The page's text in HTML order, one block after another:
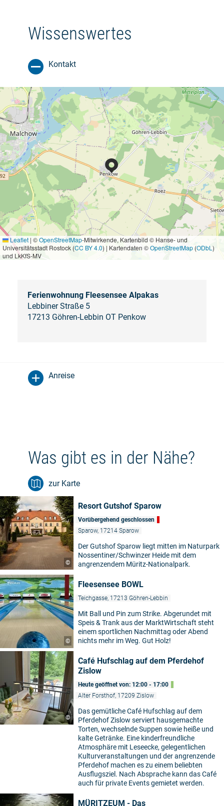
Wissenswertes
Kontakt
Leaflet | ©OpenStreetMap-Mitwirkende, Kartenbild © Hanse- und
Universitätsstadt Rostock (CC BY 4.0) | Kartendaten ©OpenStreetMap(ODbL )
und LkKfS-MV
Ferienwohnung Fleesensee Alpakas
Lebbiner Straße 5
17213 Göhren-Lebbin OT Penkow
Anreise
Was gibt es in der Nähe?
zur Karte
©
Resort Gutshof Sparow
Vorübergehend geschlossen
Sparow, 17214 Sparow
Der Gutshof Sparow liegt mitten im Naturpark
Nossentiner/Schwinzer Heide mit dem
angrenzendem Müritz-Nationalpark.
©
Fleesensee BOWL
Teichgasse, 17213 Göhren-Lebbin
Mit Ball und Pin zum Strike. Abgerundet mit
Speis & Trank aus der MarktWirtschaft steht
einem sportlichen Nachmittag oder Abend
nichts mehr im Weg. Gut Holz!
©
Café Hufschlag auf dem Pferdehof
Zislow
Heute geöffnet von: 12:00 - 17:00
Alter Forsthof, 17209 Zislow
Das gemütliche Café Hufschlag auf dem
Pferdehof Zislow serviert hausgemachte
Torten, wechselnde Suppen sowie heiße und
kalte Getränke. Eine kinderfreundliche
Atmosphäre mit Leseecke, gelegentlichen
Kulturveranstaltungen und der angrenzende
Pferdehof machen es zu einem beliebten
Ausflugsziel. Nach Absprache kann das Café
auch für private Events gemietet werden.
MÜRITZEUM - Das